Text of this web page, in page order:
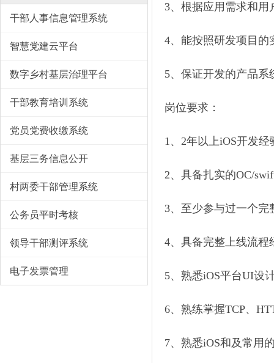
干部人事信息管理系统
智慧党建云平台
数字乡村基层治理平台
干部教育培训系统
党员党费收缴系统
基层三务信息公开
村两委干部管理系统
公务员平时考核
领导干部测评系统
电子发票管理
3、根据应用需求和
4、能按照研发项目
5、保证开发的产品
岗位要求：
1、2年以上iOS开发经
2、具备扎实的OC/
3、至少参与过一个完
4、具备完整上线流程
5、熟悉iOS平台UI设
6、熟练掌握TCP、
7、熟悉iOS和及常用